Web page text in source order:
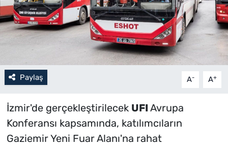
Paylaş A- A+
İzmir'de gerçekleştirilecek UFI Avrupa
Konferansı kapsamında, katılımcıların
Gaziemir Yeni Fuar Alanı'na rahat